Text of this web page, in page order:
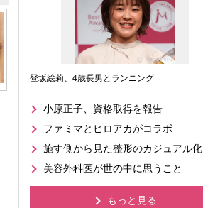
登坂絵莉、4歳長男とランニング
小原正子、資格取得を報告
ファミマとヒロアカがコラボ
施す側から見た整形のカジュアル化
美容外科医が世の中に思うこと
もっと見る